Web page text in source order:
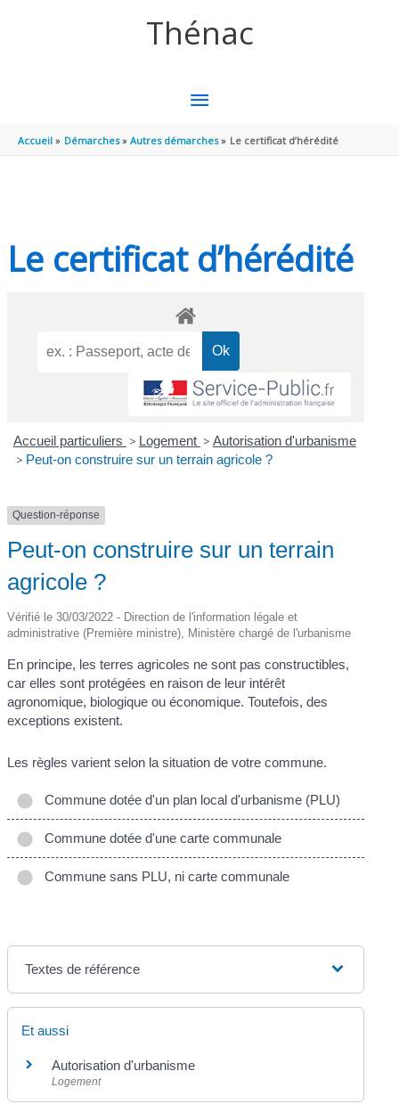
Thénac
MENU
PRINCIPAL
Accueil Démarches Autres démarches Le certificat d’hérédité
Le certificat d’hérédité
Accueil particuliers > Logement > Autorisation d'urbanisme
> Peut-on construire sur un terrain agricole ?
Question-réponse
Peut-on construire sur un terrain
agricole ?
Vérifié le 30/03/2022 - Direction de l'information légale et
administrative (Première ministre), Ministère chargé de l'urbanisme
En principe, les terres agricoles ne sont pas constructibles,
car elles sont protégées en raison de leur intérêt
agronomique, biologique ou économique. Toutefois, des
exceptions existent.
Les règles varient selon la situation de votre commune.
Commune dotée d'un plan local d'urbanisme (PLU)
Commune dotée d'une carte communale
Commune sans PLU, ni carte communale
Textes de référence
Et aussi
Autorisation d'urbanisme
Logement